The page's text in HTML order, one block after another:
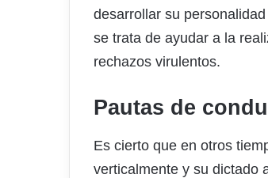
desarrollar su
se trata de ayudar a la
rechazos virulentos.
Pautas de
Es cierto que en otros
verticalmente y su dictado